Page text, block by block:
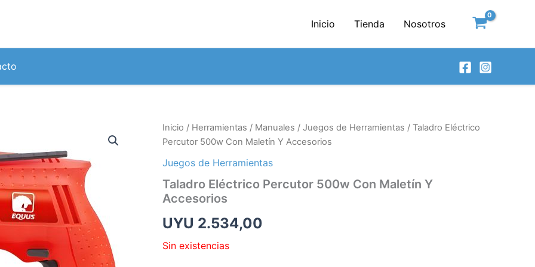
Inicio Tienda Nosotros
Inicio / Herramientas / Manuales / Juegos de Herramientas / Taladro Eléctrico
Percutor 500w Con Maletín Y Accesorios
Juegos de Herramientas
Taladro Eléctrico Percutor 500w Con Maletín Y
Accesorios
UYU 2.534,00
Sin existencias